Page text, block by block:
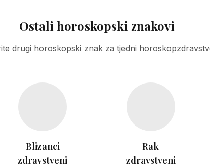
Ostali horoskopski znakovi
drugi horoskopski znak za tjedni
Blizanci
zdravstveni
Rak
zdravstveni